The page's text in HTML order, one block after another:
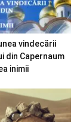
vindecării
din Capernaum
inimii